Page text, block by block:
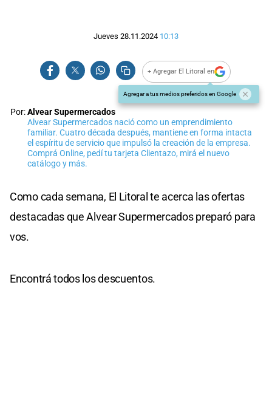
Jueves 28.11.2024 10:13
+ Agregar El Litoral en
Agregar a tus medios preferidos en Google
Por:Alvear Supermercados
Alvear Supermercados nació como un emprendimiento
familiar. Cuatro década después, mantiene en forma intacta
el espíritu de servicio que impulsó la creación de la empresa.
Comprá Online, pedí tu tarjeta Clientazo, mirá el nuevo
catálogo y más.
Como cada semana, El Litoral te acerca las ofertas
destacadas que Alvear Supermercados preparó para
vos.
Encontrá todos los descuentos.